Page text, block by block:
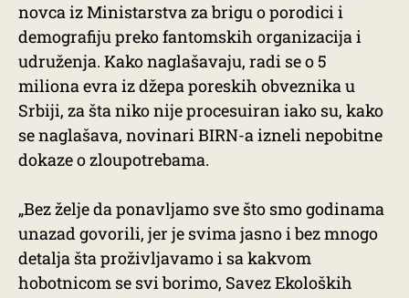
novca iz Ministarstva za brigu o porodici i
demografiju preko fantomskih organizacija i
udruženja. Kako naglašavaju, radi se o 5
miliona evra iz džepa poreskih obveznika u
Srbiji, za šta niko nije procesuiran iako su, kako
se naglašava, novinari BIRN-a izneli nepobitne
dokaze o zloupotrebama.
„Bez želje da ponavljamo sve što smo godinama
unazad govorili, jer je svima jasno i bez mnogo
detalja šta proživljavamo i sa kakvom
hobotnicom se svi borimo, Savez Ekoloških